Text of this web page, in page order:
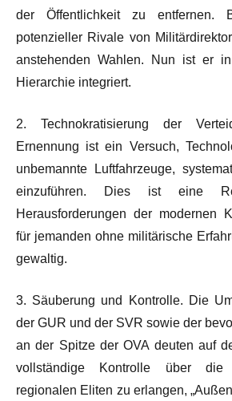
der Öffentlichkeit zu entfernen.
potenzieller Rivale von
anstehenden Wahlen. Nun ist er
Hierarchie integriert.
2. Technokratisierung der
Ernennung ist ein Versuch,
unbemannte Luftfahrzeuge,
einzuführen. Dies ist eine
Herausforderungen der modernen
für jemanden ohne militärische
gewaltig.
3. Säuberung und Kontrolle. Die
der GUR und der SVR sowie der
an der Spitze der OVA deuten auf
vollständige Kontrolle über die
regionalen Eliten zu erlangen,